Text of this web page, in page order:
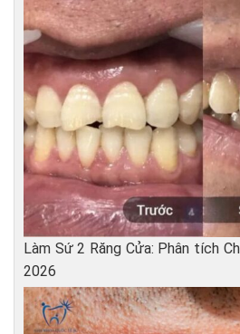
Làm Sứ 2 Răng Cửa: Phân tích
2026